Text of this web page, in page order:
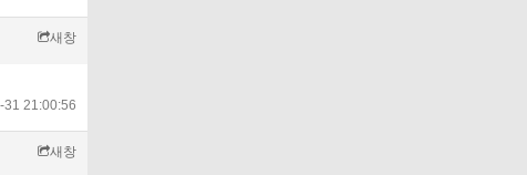
새창
21:00:56
새창